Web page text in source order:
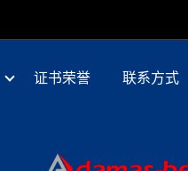
证书荣誉 联系方式